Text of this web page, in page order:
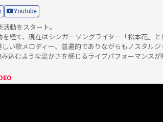
Youtube
動をスタート。
経て、現在はシンガーソングライター「松本花」と
い歌メロディー、普遍的でありながらもノスタルジ
込むような温かさを感じるライブパフォーマンスが